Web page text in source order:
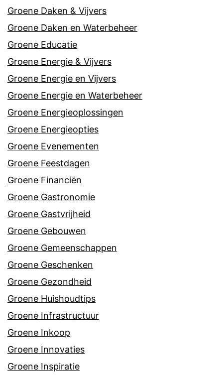
Groene Daken & Vijvers
Groene Daken en Waterbeheer
Groene Educatie
Groene Energie & Vijvers
Groene Energie en Vijvers
Groene Energie en Waterbeheer
Groene Energieoplossingen
Groene Energieopties
Groene Evenementen
Groene Feestdagen
Groene Financiën
Groene Gastronomie
Groene Gastvrijheid
Groene Gebouwen
Groene Gemeenschappen
Groene Geschenken
Groene Gezondheid
Groene Huishoudtips
Groene Infrastructuur
Groene Inkoop
Groene Innovaties
Groene Inspiratie